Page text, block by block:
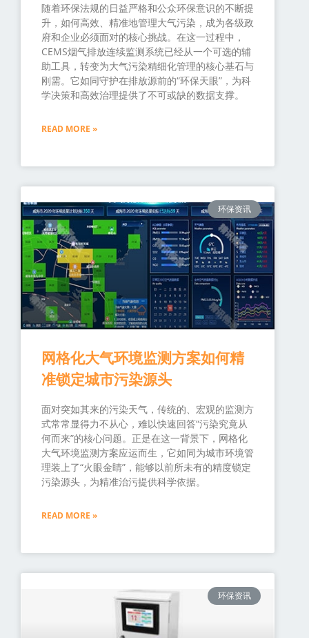
随着环保法规的日益严格和公众环保意识的不断提
升，如何高效、精准地管理大气污染，成为各级政
府和企业必须面对的核心挑战。在这一过程中，
CEMS烟气排放连续监测系统已经从一个可选的辅
助工具，转变为大气污染精细化管理的核心基石与
刚需。它如同守护在排放源前的“环保天眼”，为科
学决策和高效治理提供了不可或缺的数据支撑。
READ MORE »
环保资讯
网格化大气环境监测方案如何精
准锁定城市污染源头
面对突如其来的污染天气，传统的、宏观的监测方
式常常显得力不从心，难以快速回答“污染究竟从
何而来”的核心问题。正是在这一背景下，网格化
大气环境监测方案应运而生，它如同为城市环境管
理装上了“火眼金睛”，能够以前所未有的精度锁定
污染源头，为精准治污提供科学依据。
READ MORE »
环保资讯